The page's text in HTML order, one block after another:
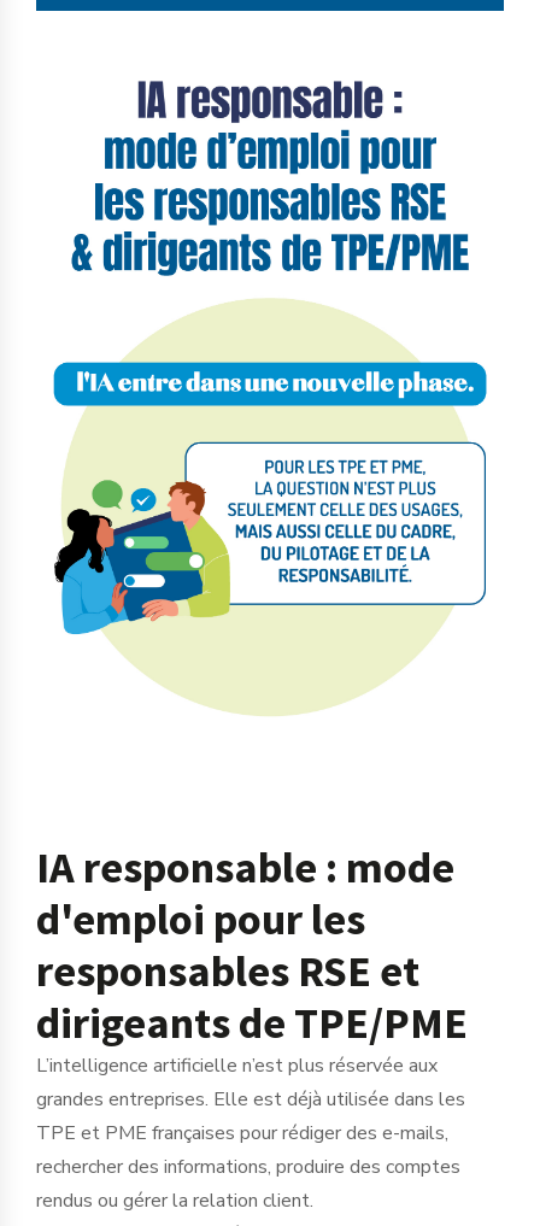
IA responsable : mode
d'emploi pour les
responsables RSE et
dirigeants de TPE/PME
L’intelligence artificielle n’est plus réservée aux
grandes entreprises. Elle est déjà utilisée dans les
TPE et PME françaises pour rédiger des e-mails,
rechercher des informations, produire des comptes
rendus ou gérer la relation client.